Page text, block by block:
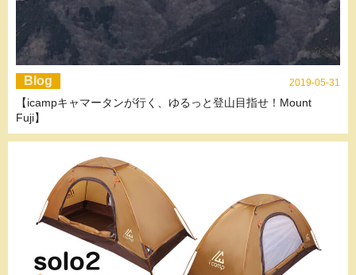
Blog 2019-05-31
【icampキャマータンが行く、ゆるっと登山目指せ！Mount
Fuji】